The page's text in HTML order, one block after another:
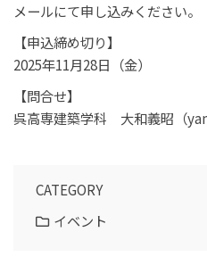
メールにて申し込みください。
【申込締め切り】
2025年11月28日（金）
【問合せ】
呉高専建築学科 大和義昭（
CATEGORY
イベント